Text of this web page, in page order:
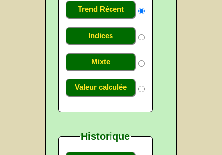
Trend Récent
Indices
Mixte
Valeur calculée
Historique